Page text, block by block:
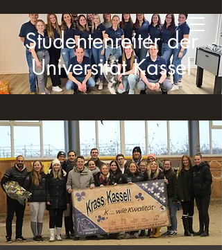
Studentenreiter der
Universität Kassel